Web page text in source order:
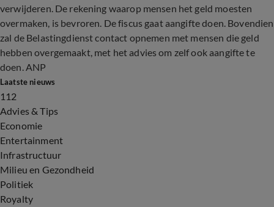
verwijderen. De rekening waarop mensen het geld moesten
overmaken, is bevroren. De fiscus gaat aangifte doen. Bovendien
zal de Belastingdienst contact opnemen met mensen die geld
hebben overgemaakt, met het advies om zelf ook aangifte te
doen. ANP
Laatste nieuws
112
Advies & Tips
Economie
Entertainment
Infrastructuur
Milieu en Gezondheid
Politiek
Royalty